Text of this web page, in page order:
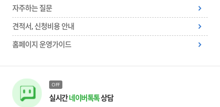
자주하는 질문
견적서, 신청비용 안내
홈페이지 운영가이드
OFF
실시간네이버톡톡상담